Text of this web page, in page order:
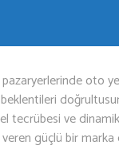
oto
tecrübesi ve
güçlü bir